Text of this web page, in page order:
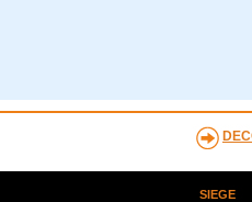
SIEGE